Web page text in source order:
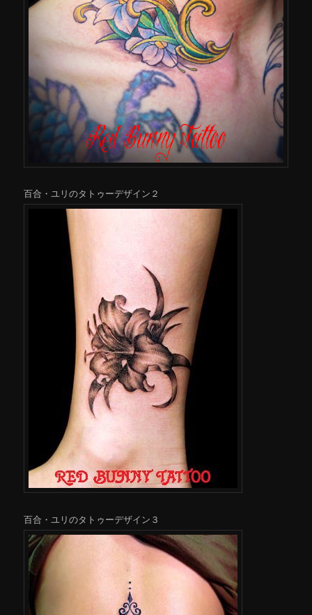
百合・ユリのタトゥーデザイン２
百合・ユリのタトゥーデザイン３